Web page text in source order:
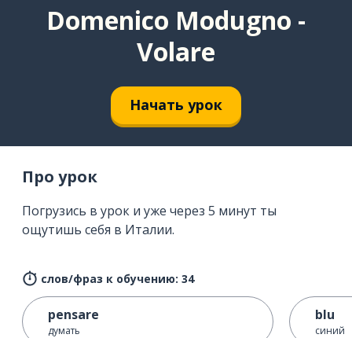
Domenico Modugno -
Volare
Начать урок
Про урок
Погрузись в урок и уже через 5 минут ты
ощутишь себя в Италии.
слов/фраз к обучению: 34
pensare
думать
blu
синий